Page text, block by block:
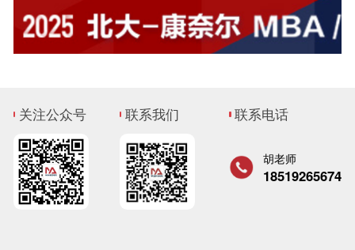
关注公众号 联系我们 联系电话
胡老师
18519265674